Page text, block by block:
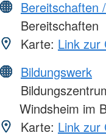
Bereitschaften
Bereitschaften
Karte: Link zur
Bildungswerk
Windsheim im
Karte: Link zur